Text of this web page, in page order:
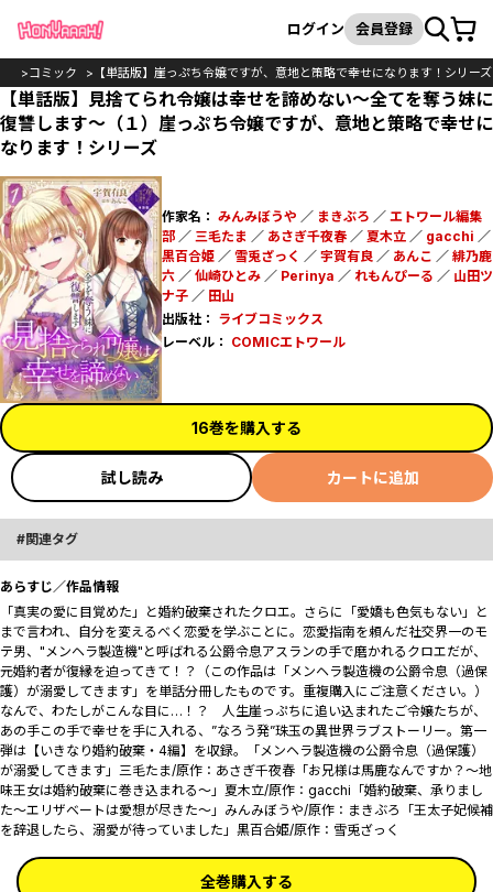
検索
ログイン 会員登録カート
コミック 【単話版】崖っぷち令嬢ですが、意地と策略で幸せになります！シリーズ
【単話版】見捨てられ令嬢は幸せを諦めない～全てを奪う妹に
復讐します～（１）崖っぷち令嬢ですが、意地と策略で幸せに
なります！シリーズ
作家名： みんみぼうや ／ まきぶろ ／ エトワール編集
部／ 三毛たま ／ あさぎ千夜春／ 夏木立／ gacchi ／
黒百合姫／ 雪兎ざっく ／ 宇賀有良／ あんこ ／ 緋乃鹿
六／ 仙崎ひとみ／ Perinya ／ れもんぴーる ／ 山田ツ
ナ子／ 田山
出版社： ライブコミックス
レーベル： COMICエトワール
16巻を購入する
試し読み カートに追加
関連タグ
あらすじ／作品情報
「真実の愛に目覚めた」と婚約破棄されたクロエ。さらに「愛嬌も色気もない」と
まで言われ、自分を変えるべく恋愛を学ぶことに。恋愛指南を頼んだ社交界一のモ
テ男、"メンヘラ製造機"と呼ばれる公爵令息アスランの手で磨かれるクロエだが、
元婚約者が復縁を迫ってきて！？（この作品は「メンヘラ製造機の公爵令息（過保
護）が溺愛してきます」を単話分冊したものです。重複購入にご注意ください。）
なんで、わたしがこんな目に…！？ 人生崖っぷちに追い込まれたご令嬢たちが、
あの手この手で幸せを手に入れる、”なろう発”珠玉の異世界ラブストーリー。第一
弾は【いきなり婚約破棄・4編】を収録。「メンヘラ製造機の公爵令息（過保護）
が溺愛してきます」三毛たま/原作：あさぎ千夜春「お兄様は馬鹿なんですか？～地
味王女は婚約破棄に巻き込まれる～」夏木立/原作：gacchi「婚約破棄、承りまし
た～エリザベートは愛想が尽きた～」みんみぼうや/原作：まきぶろ「王太子妃候補
を辞退したら、溺愛が待っていました」黒百合姫/原作：雪兎ざっく
全巻購入する